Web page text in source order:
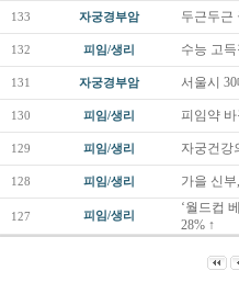
133 자궁경부암 두근두근
132 피임/생리 수능 고
131 자궁경부암 서울시
130 피임/생리 피임약
129 피임/생리 자궁건강
128 피임/생리 가을 신
127 피임/생리
‘월드컵
28% ↑